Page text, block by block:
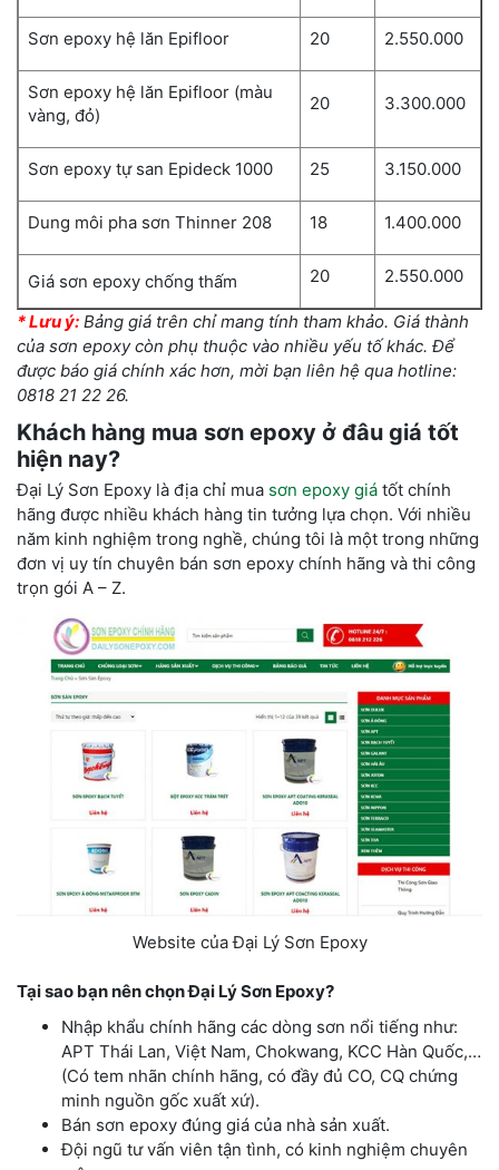
Sơn epoxy hệ lăn Epifloor 20 2.550.000
Sơn epoxy hệ lăn Epifloor (màu
vàng, đỏ)
20 3.300.000
Sơn epoxy tự san Epideck 1000 25 3.150.000
Dung môi pha sơn Thinner 208 18 1.400.000
Giá sơn epoxy chống thấm 20 2.550.000
* Lưu ý: Bảng giá trên chỉ mang tính tham khảo. Giá thành
của sơn epoxy còn phụ thuộc vào nhiều yếu tố khác. Để
được báo giá chính xác hơn, mời bạn liên hệ qua hotline:
0818 21 22 26.
Khách hàng mua sơn epoxy ở đâu giá tốt
hiện nay?
Đại Lý Sơn Epoxy là địa chỉ mua sơn epoxy giá tốt chính
hãng được nhiều khách hàng tin tưởng lựa chọn. Với nhiều
năm kinh nghiệm trong nghề, chúng tôi là một trong những
đơn vị uy tín chuyên bán sơn epoxy chính hãng và thi công
trọn gói A – Z.
Website của Đại Lý Sơn Epoxy
Tại sao bạn nên chọn Đại Lý Sơn Epoxy?
Nhập khẩu chính hãng các dòng sơn nổi tiếng như:
APT Thái Lan, Việt Nam, Chokwang, KCC Hàn Quốc,…
(Có tem nhãn chính hãng, có đầy đủ CO, CQ chứng
minh nguồn gốc xuất xứ).
Bán sơn epoxy đúng giá của nhà sản xuất.
Đội ngũ tư vấn viên tận tình, có kinh nghiệm chuyên